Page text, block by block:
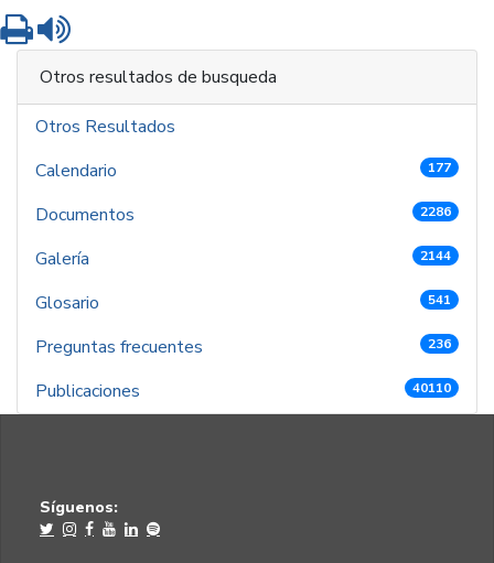
Imprimir
Otros resultados de busqueda
Otros Resultados
Calendario
177
Documentos 2286
Galería 2144
Glosario 541
Preguntas frecuentes 236
Publicaciones 40110
Síguenos: